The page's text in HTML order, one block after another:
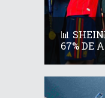
📊
67% DE